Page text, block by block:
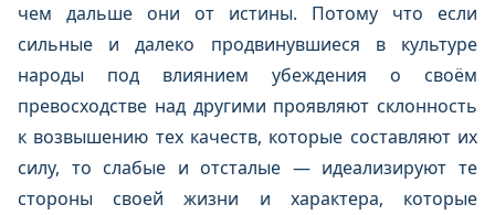
чем дальше они от истины. Потому что если
сильные и далеко продвинувшиеся в культуре
народы под влиянием убеждения о своём
превосходстве над другими проявляют склонность
к возвышению тех качеств, которые составляют их
силу, то слабые и отсталые — идеализируют те
стороны своей жизни и характера, которые